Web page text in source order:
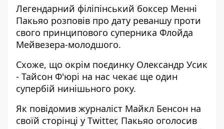
Легендарний філіпінський боксер Менні
Пакьяо розповів про дату реваншу проти
свого принципового суперника Флойда
Мейвезера-молодшого.
Схоже, що окрім поєдинку Олександр Усик
- Тайсон Ф'юрі на нас чекає ще один
супербій нинішьного року.
Як повідомив журналіст Майкл Бенсон на
своїй сторінці у Twitter, Пакьяо оголосив